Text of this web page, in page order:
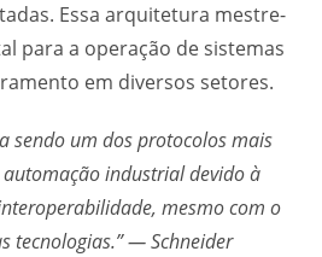
Essa arquitetura mestre-
para a operação de sistemas
em diversos setores.
sendo um dos protocolos mais
industrial devido à
mesmo com o
tecnologias.” — Schneider